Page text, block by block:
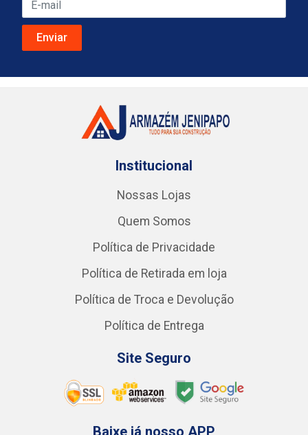
Institucional
Nossas Lojas
Quem Somos
Política de Privacidade
Política de Retirada em loja
Política de Troca e Devolução
Política de Entrega
Site Seguro